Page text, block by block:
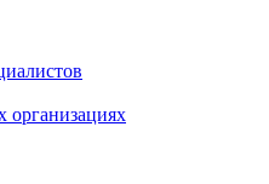
организациях